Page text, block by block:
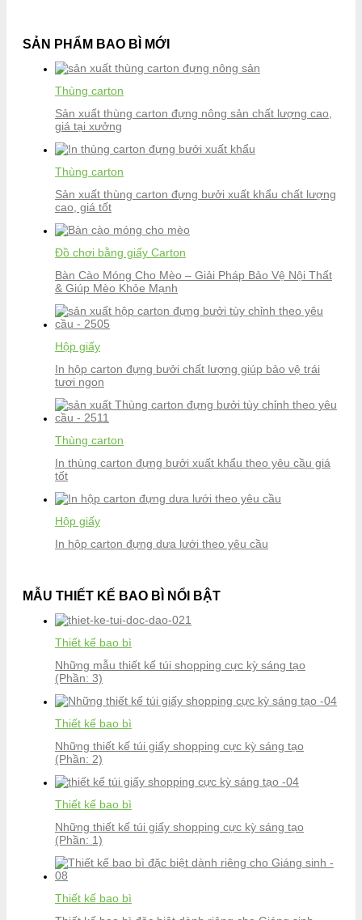
SẢN PHẨM BAO BÌ MỚI
Thùng carton
Sản xuất thùng carton đựng nông sản chất lượng cao,
giá tại xưởng
Thùng carton
Sản xuất thùng carton đựng bưởi xuất khẩu chất lượng
cao, giá tốt
Đồ chơi bằng giấy Carton
Bàn Cào Móng Cho Mèo – Giải Pháp Bảo Vệ Nội Thất
& Giúp Mèo Khỏe Mạnh
Hộp giấy
In hộp carton đựng bưởi chất lượng giúp bảo vệ trái
tươi ngon
Thùng carton
In thùng carton đựng bưởi xuất khẩu theo yêu cầu giá
tốt
Hộp giấy
In hộp carton đựng dưa lưới theo yêu cầu
MẪU THIẾT KẾ BAO BÌ NỔI BẬT
Thiết kế bao bì
Những mẫu thiết kế túi shopping cực kỳ sáng tạo
(Phần: 3)
Thiết kế bao bì
Những thiết kế túi giấy shopping cực kỳ sáng tạo
(Phần: 2)
Thiết kế bao bì
Những thiết kế túi giấy shopping cực kỳ sáng tạo
(Phần: 1)
Thiết kế bao bì